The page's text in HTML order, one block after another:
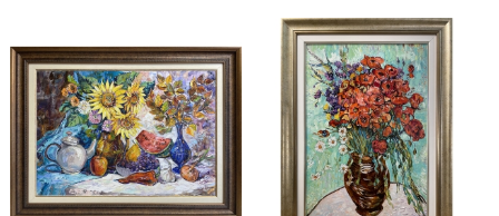
поръчам
Условия
за
ползване
Безопасно
пазаруване